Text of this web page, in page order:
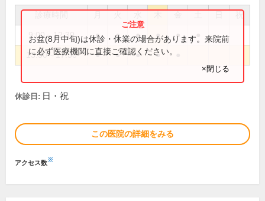
祝
9:00～12:30 ● ● ● ● ●
13:30～17:30 ● ● ● ●
お盆(8月中旬)は休診・休業の場合があります。来院前
に必ず医療機関に直接ご確認ください。
×閉じる
休診日: 日・祝
この医院の詳細をみる
アクセス数※